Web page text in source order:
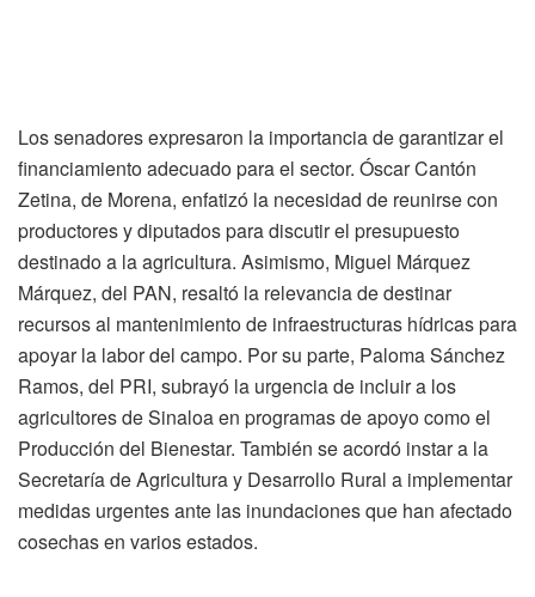
Los senadores expresaron la importancia de garantizar el
financiamiento adecuado para el sector. Óscar Cantón
Zetina, de Morena, enfatizó la necesidad de reunirse con
productores y diputados para discutir el presupuesto
destinado a la agricultura. Asimismo, Miguel Márquez
Márquez, del PAN, resaltó la relevancia de destinar
recursos al mantenimiento de infraestructuras hídricas para
apoyar la labor del campo. Por su parte, Paloma Sánchez
Ramos, del PRI, subrayó la urgencia de incluir a los
agricultores de Sinaloa en programas de apoyo como el
Producción del Bienestar. También se acordó instar a la
Secretaría de Agricultura y Desarrollo Rural a implementar
medidas urgentes ante las inundaciones que han afectado
cosechas en varios estados.